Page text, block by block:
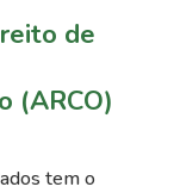
de
(ARCO)
tem o